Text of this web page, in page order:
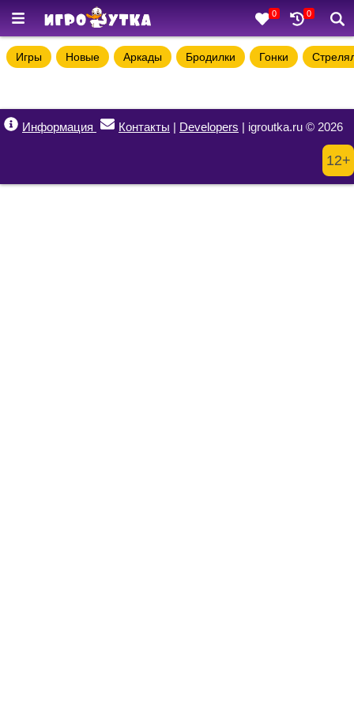
0 0
Игры Новые Аркады Бродилки Гонки
Информация Контакты | Developers | igroutka.ru © 2026
12+